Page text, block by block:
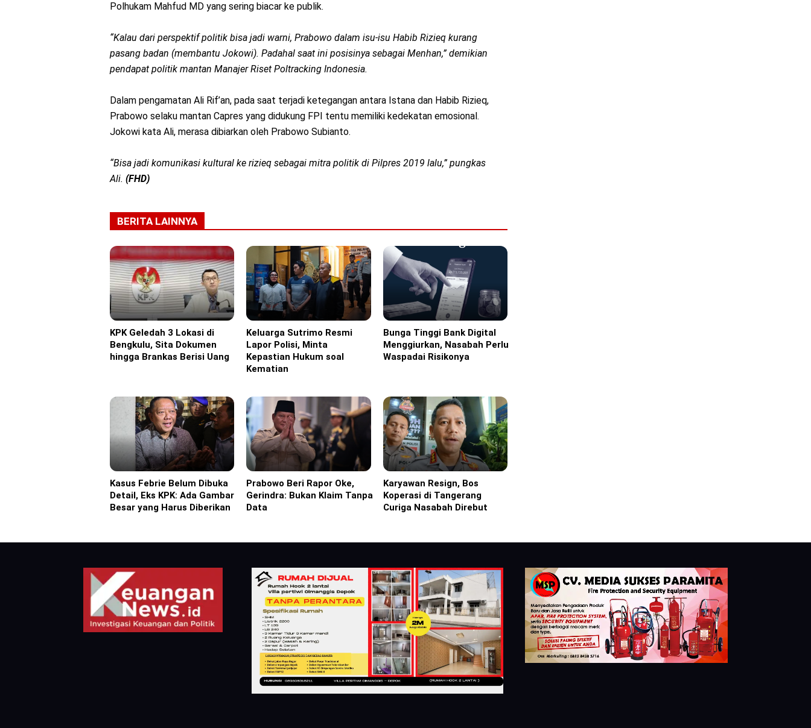
Polhukam Mahfud MD yang sering biacar ke publik.
“Kalau dari perspektif politik bisa jadi warni, Prabowo dalam isu-isu Habib Rizieq kurang
pasang badan (membantu Jokowi). Padahal saat ini posisinya sebagai Menhan,” demikian
pendapat politik mantan Manajer Riset Poltracking Indonesia.
Dalam pengamatan Ali Rif’an, pada saat terjadi ketegangan antara Istana dan Habib Rizieq,
Prabowo selaku mantan Capres yang didukung FPI tentu memiliki kedekatan emosional.
Jokowi kata Ali, merasa dibiarkan oleh Prabowo Subianto.
“Bisa jadi komunikasi kultural ke rizieq sebagai mitra politik di Pilpres 2019 lalu,” pungkas
Ali. (FHD)
BERITA LAINNYA
Headline
KPK Geledah 3 Lokasi di
Bengkulu, Sita Dokumen
hingga Brankas Berisi Uang
Headline
Keluarga Sutrimo Resmi
Lapor Polisi, Minta
Kepastian Hukum soal
Kematian
Headline
Bunga Tinggi Bank Digital
Menggiurkan, Nasabah Perlu
Waspadai Risikonya
Headline
Kasus Febrie Belum Dibuka
Detail, Eks KPK: Ada Gambar
Besar yang Harus Diberikan
Headline
Prabowo Beri Rapor Oke,
Gerindra: Bukan Klaim Tanpa
Data
Headline
Karyawan Resign, Bos
Koperasi di Tangerang
Curiga Nasabah Direbut